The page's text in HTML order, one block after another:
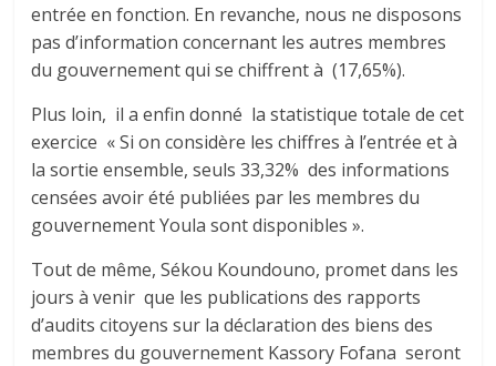
entrée en fonction. En revanche, nous ne disposons
pas d’information concernant les autres membres
du gouvernement qui se chiffrent à (17,65%).
Plus loin, il a enfin donné la statistique totale de cet
exercice « Si on considère les chiffres à l’entrée et à
la sortie ensemble, seuls 33,32% des informations
censées avoir été publiées par les membres du
gouvernement Youla sont disponibles ».
Tout de même, Sékou Koundouno, promet dans les
jours à venir que les publications des rapports
d’audits citoyens sur la déclaration des biens des
membres du gouvernement Kassory Fofana seront